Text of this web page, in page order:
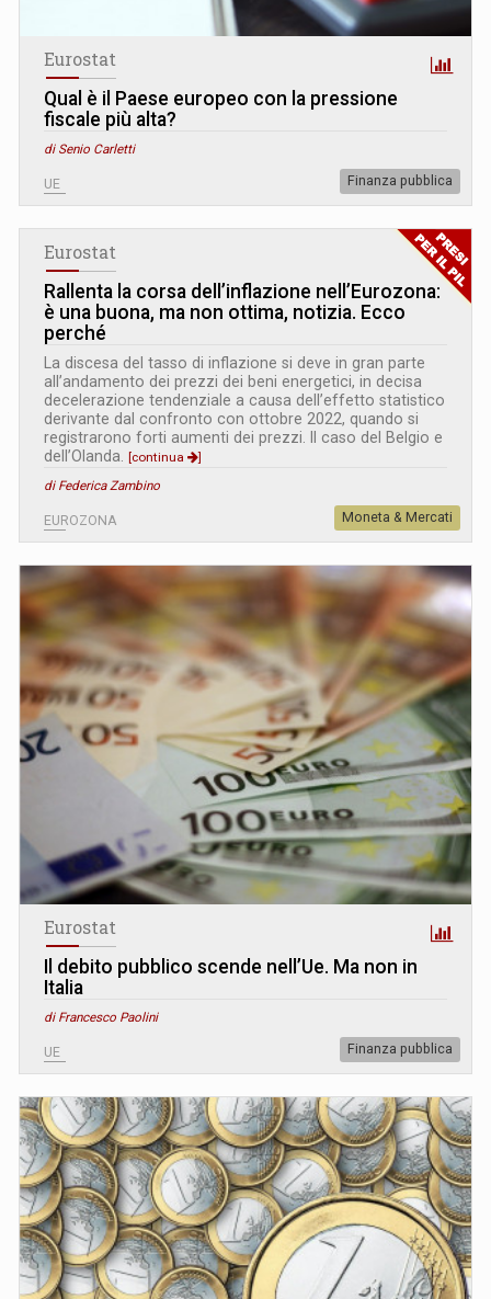
Eurostat
Qual è il Paese europeo con la pressione
fiscale più alta?
di Senio Carletti
UE Finanza pubblica
Eurostat
Rallenta la corsa dell’inflazione nell’Eurozona:
è una buona, ma non ottima, notizia. Ecco
perché
La discesa del tasso di inflazione si deve in gran parte
all’andamento dei prezzi dei beni energetici, in decisa
decelerazione tendenziale a causa dell’effetto statistico
derivante dal confronto con ottobre 2022, quando si
registrarono forti aumenti dei prezzi. Il caso del Belgio e
dell’Olanda.
[continua
]
di Federica Zambino
EUROZONA Moneta & Mercati
Eurostat
Il debito pubblico scende nell’Ue. Ma non in
Italia
di Francesco Paolini
UE Finanza pubblica